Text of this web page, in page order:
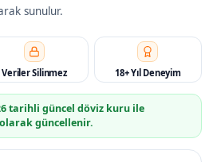
sunulur.
Veriler Silinmez 18+ Yıl Deneyim
tarihli güncel döviz kuru ile
güncellenir.